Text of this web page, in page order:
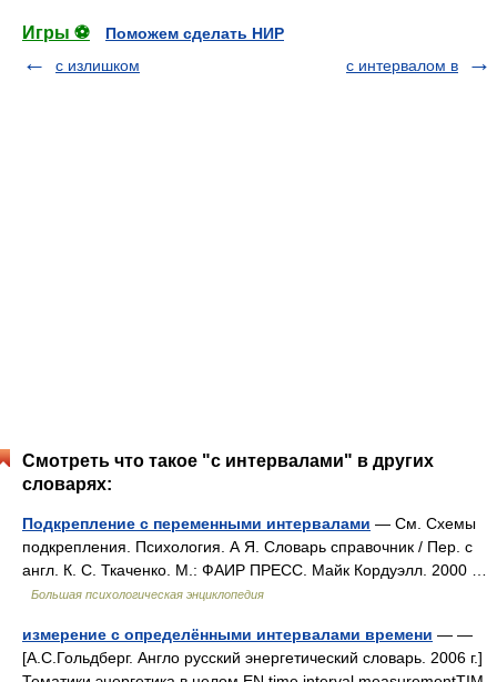
Игры ⚽
Поможем сделать НИР
с излишком
с интервалом в
Смотреть что такое "с интервалами" в других
словарях:
Подкрепление с переменными интервалами — См. Схемы
подкрепления. Психология. А Я. Словарь справочник / Пер. с
англ. К. С. Ткаченко. М.: ФАИР ПРЕСС. Майк Кордуэлл. 2000 …
Большая психологическая энциклопедия
измерение с определёнными интервалами времени — —
[А.С.Гольдберг. Англо русский энергетический словарь. 2006 г.]